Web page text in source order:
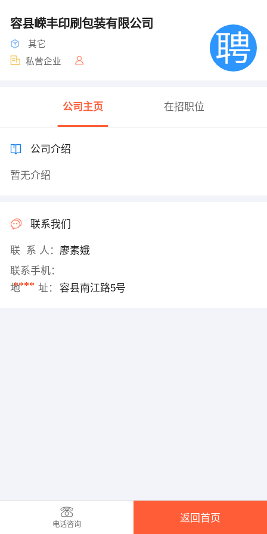
容县嵘丰印刷包装有限公司
其它
私营企业
公司主页 在招职位
公司介绍
暂无介绍
联系我们
联 系 人： 廖素娥
联系手机：
****
地 址： 容县南江路5号
电话咨询
返回首页